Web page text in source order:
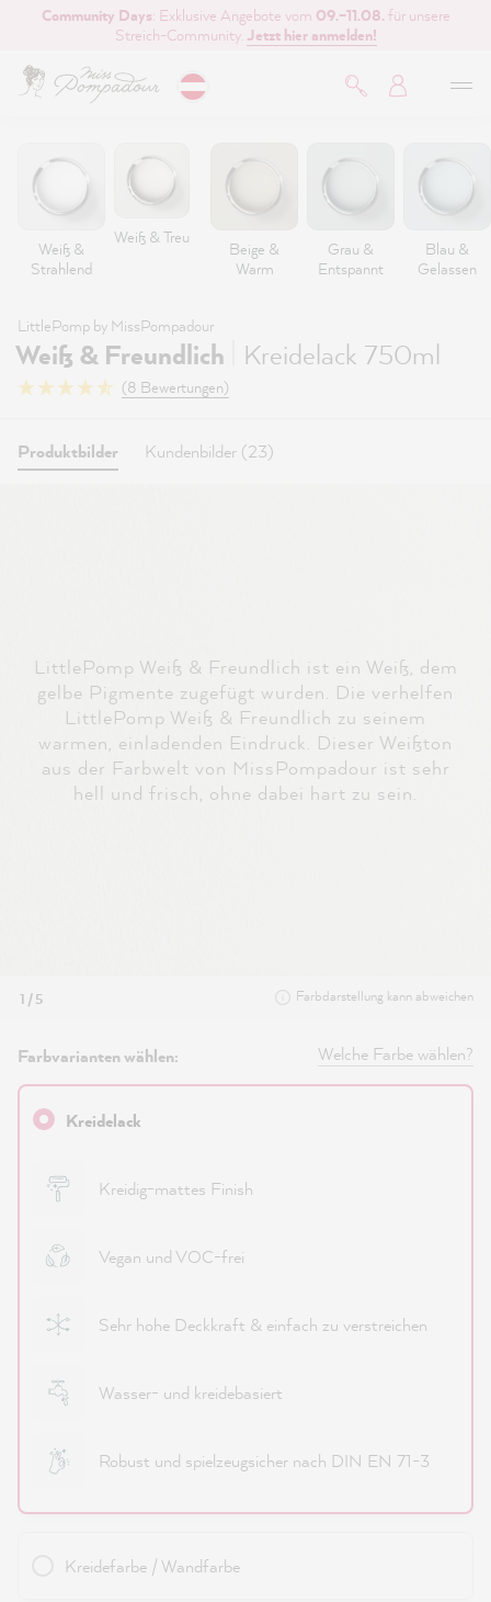
springen
Community Days: Exklusive Angebote vom 09.–11.08. für unsere
Streich-Community. Jetzt hier anmelden!
Weiß &
Strahlend
Weiß & Treu
Beige &
Warm
Grau &
Entspannt
Blau &
Gelassen
LittlePomp by MissPompadour
Weiß & Freundlich Kreidelack 750ml
(8 Bewertungen)
Produktbilder Kundenbilder (23)
LittlePomp Weiß & Freundlich ist ein Weiß, dem
gelbe Pigmente zugefügt wurden. Die verhelfen
LittlePomp Weiß & Freundlich zu seinem
warmen, einladenden Eindruck. Dieser Weißton
aus der Farbwelt von MissPompadour ist sehr
hell und frisch, ohne dabei hart zu sein.
1 / 5 Farbdarstellung kann abweichen
Farbvarianten wählen: Welche Farbe wählen?
Kreidelack
Kreidig-mattes Finish
Vegan und VOC-frei
Sehr hohe Deckkraft & einfach zu verstreichen
Wasser- und kreidebasiert
Robust und spielzeugsicher nach DIN EN 71-3
Kreidefarbe / Wandfarbe